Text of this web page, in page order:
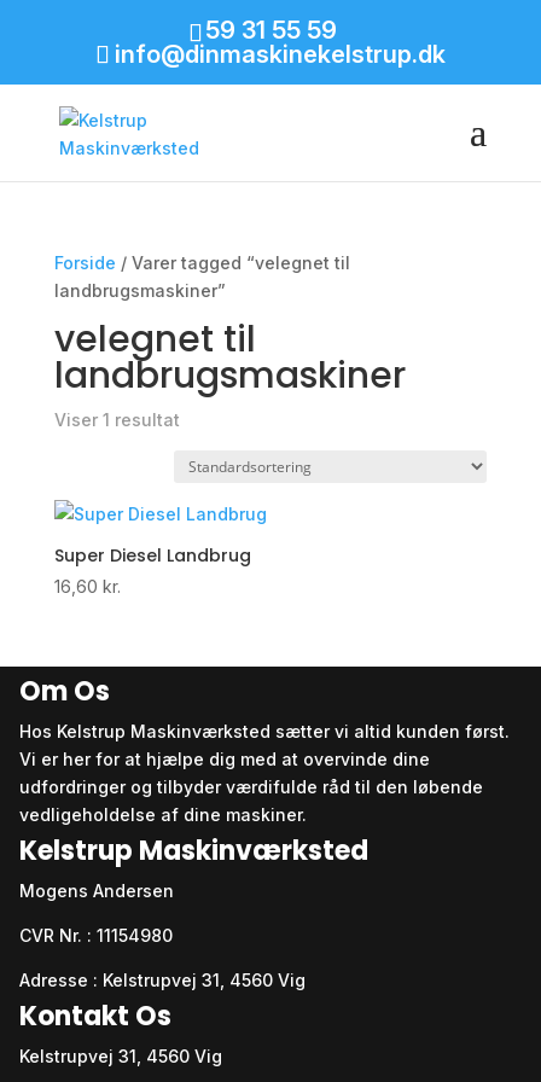
59 31 55 59
info@dinmaskinekelstrup.dk
Forside / Varer tagged “velegnet til
landbrugsmaskiner”
velegnet til
landbrugsmaskiner
Viser 1 resultat
Super Diesel Landbrug
16,60 kr.
Om Os
Hos Kelstrup Maskinværksted sætter vi altid kunden først.
Vi er her for at hjælpe dig med at overvinde dine
udfordringer og tilbyder værdifulde råd til den løbende
vedligeholdelse af dine maskiner.
Kelstrup Maskinværksted
Mogens Andersen
CVR Nr. : 11154980
Adresse : Kelstrupvej 31, 4560 Vig
Kontakt Os
Kelstrupvej 31, 4560 Vig